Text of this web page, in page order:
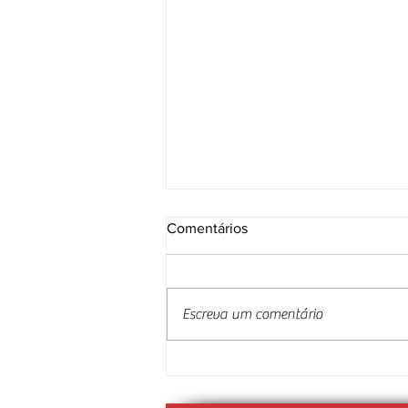
EXPOCARGA
Comentários
Escreva um comentário